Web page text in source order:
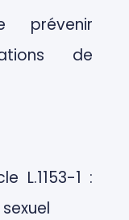
de
L.1153-1 :